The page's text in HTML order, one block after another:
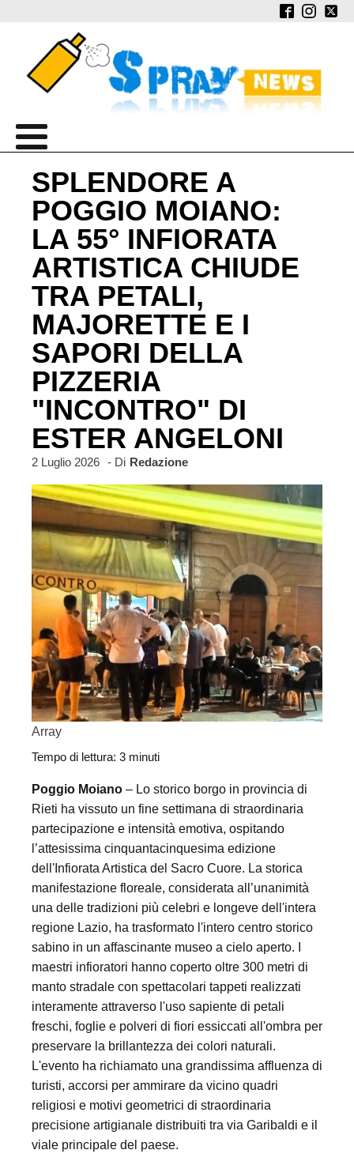
SPLENDORE A
POGGIO MOIANO:
LA 55° INFIORATA
ARTISTICA CHIUDE
TRA PETALI,
MAJORETTE E I
SAPORI DELLA
PIZZERIA
"INCONTRO" DI
ESTER ANGELONI
2 Luglio 2026 - Di Redazione
Array
Tempo di lettura: 3 minuti
Poggio Moiano – Lo storico borgo in provincia di
Rieti ha vissuto un fine settimana di straordinaria
partecipazione e intensità emotiva, ospitando
l’attesissima cinquantacinquesima edizione
dell'Infiorata Artistica del Sacro Cuore. La storica
manifestazione floreale, considerata all’unanimità
una delle tradizioni più celebri e longeve dell'intera
regione Lazio, ha trasformato l'intero centro storico
sabino in un affascinante museo a cielo aperto. I
maestri infioratori hanno coperto oltre 300 metri di
manto stradale con spettacolari tappeti realizzati
interamente attraverso l'uso sapiente di petali
freschi, foglie e polveri di fiori essiccati all'ombra per
preservare la brillantezza dei colori naturali.
L'evento ha richiamato una grandissima affluenza di
turisti, accorsi per ammirare da vicino quadri
religiosi e motivi geometrici di straordinaria
precisione artigianale distribuiti tra via Garibaldi e il
viale principale del paese.